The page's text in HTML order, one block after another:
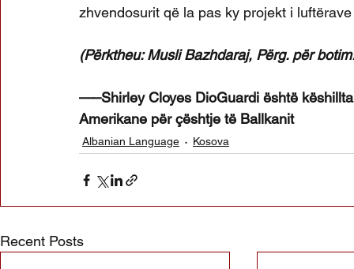
zhvendosurit që la pas ky projekt i
(Përktheu: Musli Bazhdaraj, Përg. për
—–Shirley Cloyes DioGuardi është
Amerikane për çështje të Ballkanit
Albanian Language Kosova
Recent Posts